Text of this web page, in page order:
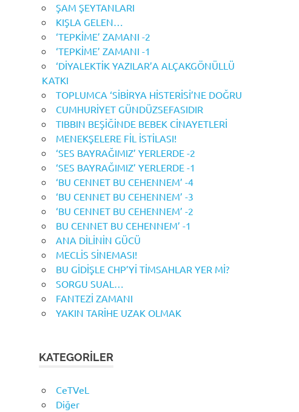
ŞAM ŞEYTANLARI
KIŞLA GELEN…
‘TEPKİME’ ZAMANI -2
‘TEPKİME’ ZAMANI -1
‘DİYALEKTİK YAZILAR’A ALÇAKGÖNÜLLÜ
KATKI
TOPLUMCA ‘SİBİRYA HİSTERİSİ’NE DOĞRU
CUMHURİYET GÜNDÜZSEFASIDIR
TIBBIN BEŞİĞİNDE BEBEK CİNAYETLERİ
MENEKŞELERE FİL İSTİLASI!
‘SES BAYRAĞIMIZ’ YERLERDE -2
‘SES BAYRAĞIMIZ’ YERLERDE -1
‘BU CENNET BU CEHENNEM’ -4
‘BU CENNET BU CEHENNEM’ -3
‘BU CENNET BU CEHENNEM’ -2
BU CENNET BU CEHENNEM’ -1
ANA DİLİNİN GÜCÜ
MECLİS SİNEMASI!
BU GİDİŞLE CHP’Yİ TİMSAHLAR YER Mİ?
SORGU SUAL…
FANTEZİ ZAMANI
YAKIN TARİHE UZAK OLMAK
KATEGORILER
CeTVeL
Diğer